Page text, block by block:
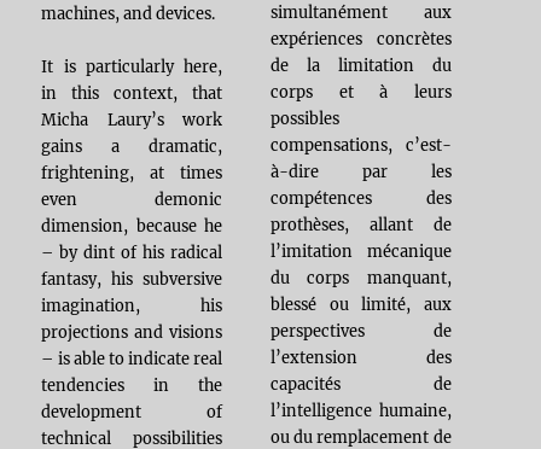
machines, and devices.
It is particularly here,
in this context, that
Micha Laury’s work
gains a dramatic,
frightening, at times
even demonic
dimension, because he
– by dint of his radical
fantasy, his subversive
imagination, his
projections and visions
– is able to indicate real
tendencies in the
development of
technical possibilities
simultanément aux
expériences concrètes
de la limitation du
corps et à leurs
possibles
compensations, c’est-
à-dire par les
compétences des
prothèses, allant de
l’imitation mécanique
du corps manquant,
blessé ou limité, aux
perspectives de
l’extension des
capacités de
l’intelligence humaine,
ou du remplacement de